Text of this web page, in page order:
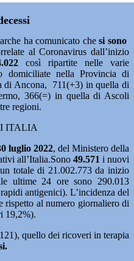
ha comunicato chesi sono
al Coronavirus dall’inizio
così ripartite nelle varie
domiciliate nella Provincia di
di Ancona, 711(+3) in quella di
366(=) in quella di Ascoli
regioni.
luglio 2022, del Ministero della
all’Italia.Sono 49.571 i nuovi
totale di 21.002.773 da inizio
ultime 24 ore sono 290.013
antigenici). L’incidenza del
rispetto al numero giornaliero di
19,2%).
quello dei ricoveri in terapia